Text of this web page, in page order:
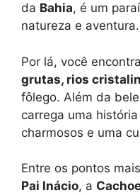
da Bahia, é um
natureza e aventura.
Por lá, você encontra
grutas, rios
fôlego. Além da
carrega uma
charmosos e uma
Entre os pontos
Pai Inácio, a